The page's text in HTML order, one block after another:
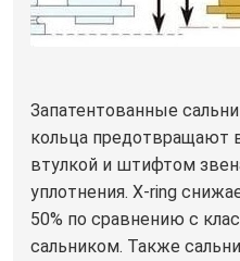
Запатентованные
кольца предотвращают
втулкой и штифтом
уплотнения. X-ring
50% по сравнению с
сальником. Также